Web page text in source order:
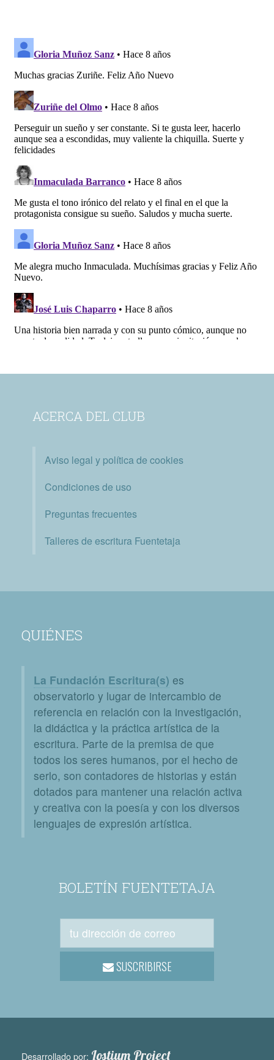
ACERCA DEL CLUB
Aviso legal y política de cookies
Condiciones de uso
Preguntas frecuentes
Talleres de escritura Fuentetaja
QUIÉNES
La Fundación Escritura(s) es
observatorio y lugar de intercambio de
referencia en relación con la investigación,
la didáctica y la práctica artística de la
escritura. Parte de la premisa de que
todos los seres humanos, por el hecho de
serlo, son contadores de historias y están
dotados para mantener una relación activa
y creativa con la poesía y con los diversos
lenguajes de expresión artística.
BOLETÍN FUENTETAJA
SUSCRIBIRSE
Desarrollado por: Lostium Project